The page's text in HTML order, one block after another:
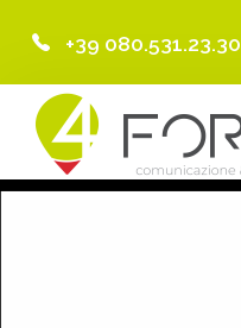
Home
Chi Siamo
+39 080.531.23.30